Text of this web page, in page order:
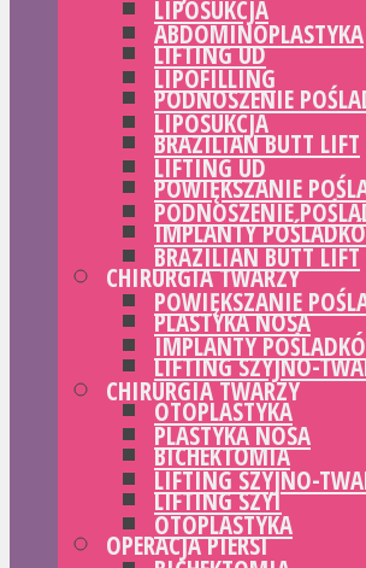
LIPOSUKCJA
LIFTING UD
PODNOSZENIE
BRAZILIAN BUTT LIFT
POWIĘKSZANIE
IMPLANTY
CHIRURGIA TWARZY
PLASTYKA NOSA
LIFTING SZYJNO-
OTOPLASTYKA
BICHEKTOMIA
LIFTING SZYI
OPERACJA PIERSI
ABDOMINOPLASTYKA
LIPOFILLING
LIPOSUKCJA
LIFTING UD
PODNOSZENIE
BRAZILIAN BUTT LIFT
POWIĘKSZANIE
IMPLANTY
CHIRURGIA TWARZY
PLASTYKA NOSA
LIFTING SZYJNO-
OTOPLASTYKA